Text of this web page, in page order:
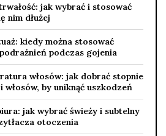
jak wybrać i stosować
nim dłużej
kiedy można stosować
podczas gojenia
włosów: jak dobrać stopnie
by uniknąć uszkodzeń
jak wybrać świeży i subtelny
otoczenia